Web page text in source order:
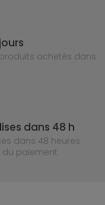
achetés dans
dans 48 h
dans 48 heures
paiement